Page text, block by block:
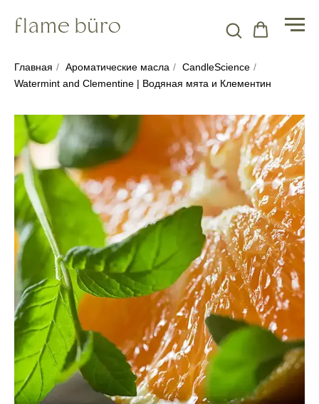
Главная / Ароматические масла / CandleScience /
Watermint and Clementine | Водяная мята и Клементин